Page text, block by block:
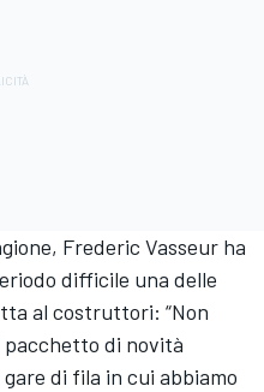
Frederic Vasseur ha
difficile una delle
al costruttori: “Non
pacchetto di novità
di fila in cui abbiamo